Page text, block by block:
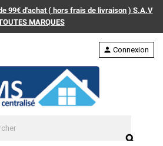
99€ d'achat ( hors frais de livraison ) S.A.V
MARQUES
search
person Connexion